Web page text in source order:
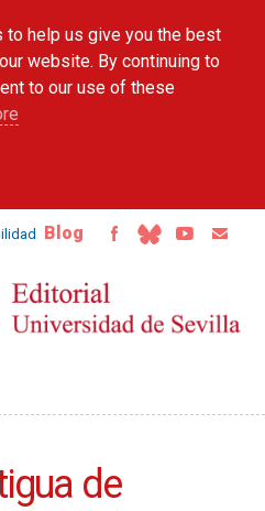
help us give you the best
website. By continuing to
to our use of these
Blog
de